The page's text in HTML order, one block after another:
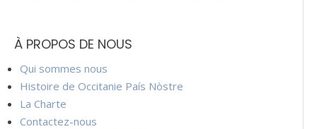
À PROPOS DE NOUS
Qui sommes nous
Histoire de Occitanie País Nòstre
La Charte
Contactez-nous